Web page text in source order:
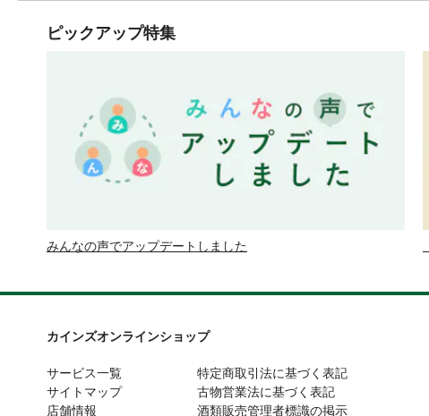
ピックアップ特集
みんなの声でアップデートしました
カインズオンラインショップ
サービス一覧
サイトマップ
店舗情報
特定商取引法に基づく表記
古物営業法に基づく表記
酒類販売管理者標識の掲示